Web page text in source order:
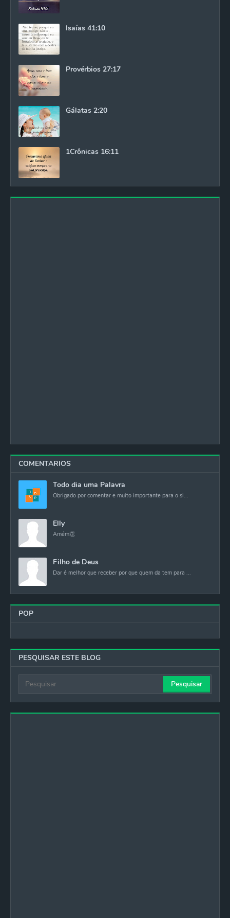
Isaías 41:10
Provérbios 27:17
Gálatas 2:20
1Crônicas 16:11
COMENTARIOS
Todo dia uma Palavra
Obrigado por comentar e muito importante para o si...
Elly
Amém👏
Filho de Deus
Dar é melhor que receber por que quem da tem para ...
POP
PESQUISAR ESTE BLOG